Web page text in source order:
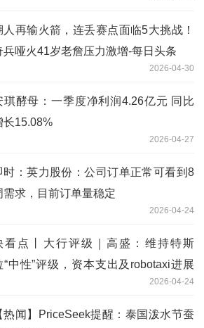
人再输火箭，连丢赛点面临5大挑战！
兵哑火41岁老詹压力激增-每日头条
2026-04-30
琪酵母：一季度净利润4.26亿元 同比
长15.08%
2026-04-27
时：英力股份：公司订单正常可看到8
需求，目前订单量稳定
2026-04-24
看点丨大行评级｜高盛：维持特斯
“中性”评级，资本支出及robotaxi进展
2026-04-24
热闻】PriceSeek提醒：泰国泼水节蚕